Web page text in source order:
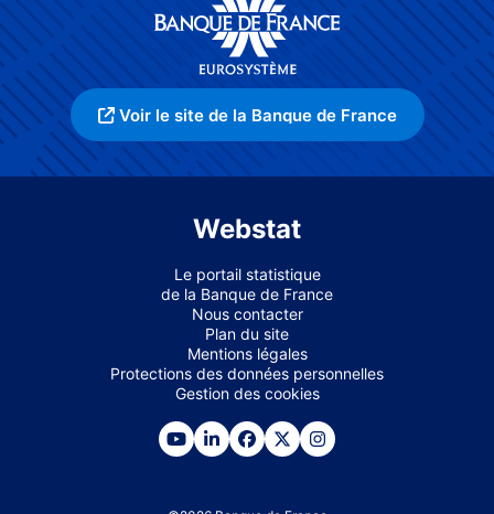
Voir le site de la Banque de France
Webstat
Le portail statistique
de la Banque de France
Nous contacter
Plan du site
Mentions légales
Protections des données personnelles
Gestion des cookies